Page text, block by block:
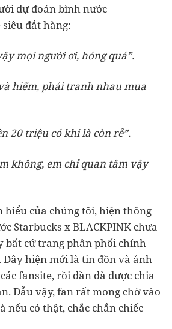
dự đoán bình nước
siêu đắt hàng:
mọi người ơi, hóng quá”.
hiếm, phải tranh nhau mua
20 triệu có khi là còn rẻ”.
không, em chỉ quan tâm vậy
hiểu của chúng tôi, hiện thông
Starbucks x BLACKPINK chưa
bất cứ trang phân phối chính
Đây hiện mới là tin đồn và ảnh
fansite, rồi dần dà được chia
Dẫu vậy, fan rất mong chờ vào
nếu có thật, chắc chắn chiếc